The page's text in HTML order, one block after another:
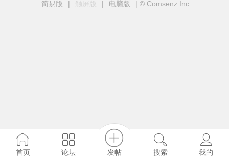
简易版
| 触屏版 | 电脑版 | © Comsenz Inc.
首页 论坛 发帖 搜索 我的